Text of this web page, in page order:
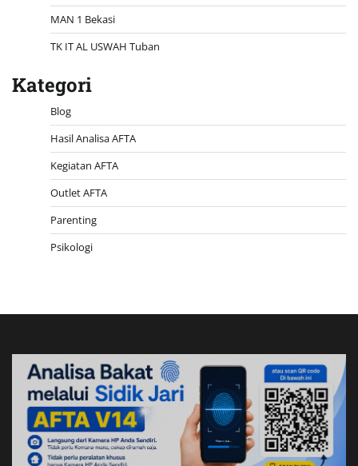
MAN 1 Bekasi
TK IT AL USWAH Tuban
Kategori
Blog
Hasil Analisa AFTA
Kegiatan AFTA
Outlet AFTA
Parenting
Psikologi